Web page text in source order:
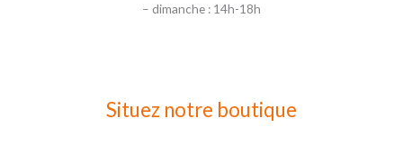
– dimanche : 14h-18h
Situez notre boutique